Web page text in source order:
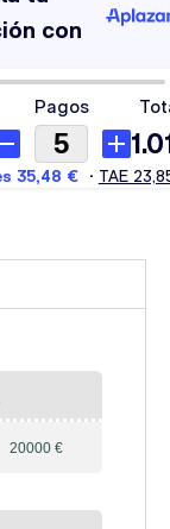
20000 €